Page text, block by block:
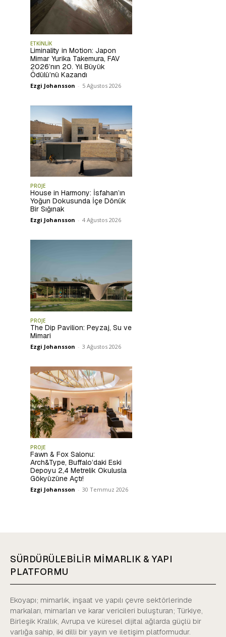
ETKİNLİK
Liminality in Motion: Japon
Mimar Yurika Takemura, FAV
2026’nın 20. Yıl Büyük
Ödülü’nü Kazandı
Ezgi Johansson - 5 Ağustos 2026
PROJE
House in Harmony: İsfahan’ın
Yoğun Dokusunda İçe Dönük
Bir Sığınak
Ezgi Johansson - 4 Ağustos 2026
PROJE
The Dip Pavilion: Peyzaj, Su ve
Mimari
Ezgi Johansson - 3 Ağustos 2026
PROJE
Fawn & Fox Salonu:
Arch&Type, Buffalo’daki Eski
Depoyu 2,4 Metrelik Okulusla
Gökyüzüne Açtı!
Ezgi Johansson - 30 Temmuz 2026
SÜRDÜRÜLEBİLİR MİMARLIK & YAPI
PLATFORMU
Ekoyapı; mimarlık, inşaat ve yapılı çevre sektörlerinde
markaları, mimarları ve karar vericileri buluşturan; Türkiye,
Birleşik Krallık, Avrupa ve küresel dijital ağlarda güçlü bir
varlığa sahip, iki dilli bir yayın ve iletişim platformudur.